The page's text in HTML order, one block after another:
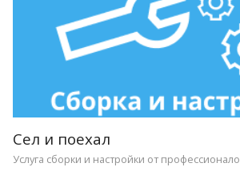
Сел и поехал
Услуга сборки и настройки от